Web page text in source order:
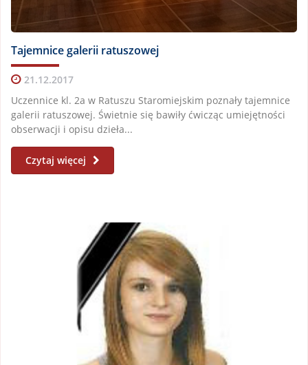
Tajemnice galerii ratuszowej
21.12.2017
Uczennice kl. 2a w Ratuszu Staromiejskim poznały tajemnice
galerii ratuszowej. Świetnie się bawiły ćwicząc umiejętności
obserwacji i opisu dzieła...
Czytaj więcej